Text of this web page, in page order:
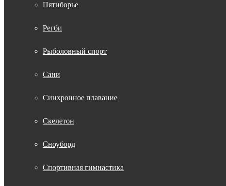
Пятиборье
Регби
Рыболовный спорт
Сани
Синхронное плавание
Скелетон
Сноуборд
Спортивная гимнастика